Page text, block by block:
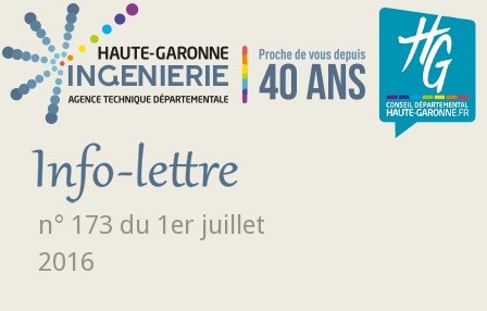
Aller au contenu principal
n° 173 du 1er juillet
2016